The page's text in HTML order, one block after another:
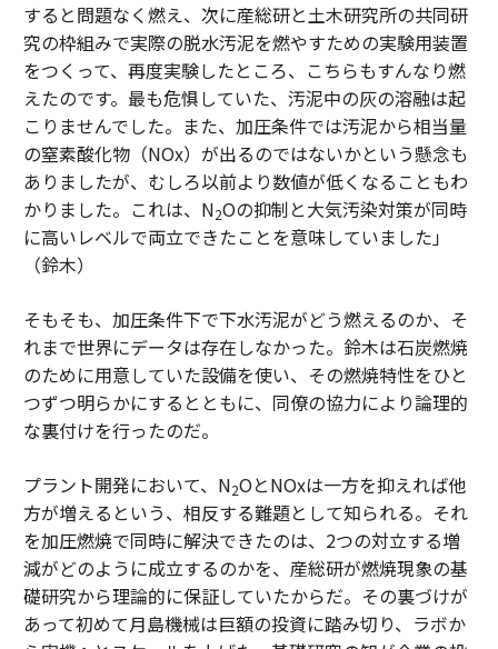
すると問題なく燃え、次に産総研と土木研究所の共同研
究の枠組みで実際の脱水汚泥を燃やすための実験用装置
をつくって、再度実験したところ、こちらもすんなり燃
えたのです。最も危惧していた、汚泥中の灰の溶融は起
こりませんでした。また、加圧条件では汚泥から相当量
の窒素酸化物（NOx）が出るのではないかという懸念も
ありましたが、むしろ以前より数値が低くなることもわ
かりました。これは、N2Oの抑制と大気汚染対策が同時
に高いレベルで両立できたことを意味していました」
（鈴木）
そもそも、加圧条件下で下水汚泥がどう燃えるのか、そ
れまで世界にデータは存在しなかった。鈴木は石炭燃焼
のために用意していた設備を使い、その燃焼特性をひと
つずつ明らかにするとともに、同僚の協力により論理的
な裏付けを行ったのだ。
プラント開発において、N2OとNOxは一方を抑えれば他
方が増えるという、相反する難題として知られる。それ
を加圧燃焼で同時に解決できたのは、2つの対立する増
減がどのように成立するのかを、産総研が燃焼現象の基
礎研究から理論的に保証していたからだ。その裏づけが
あって初めて月島機械は巨額の投資に踏み切り、ラボか